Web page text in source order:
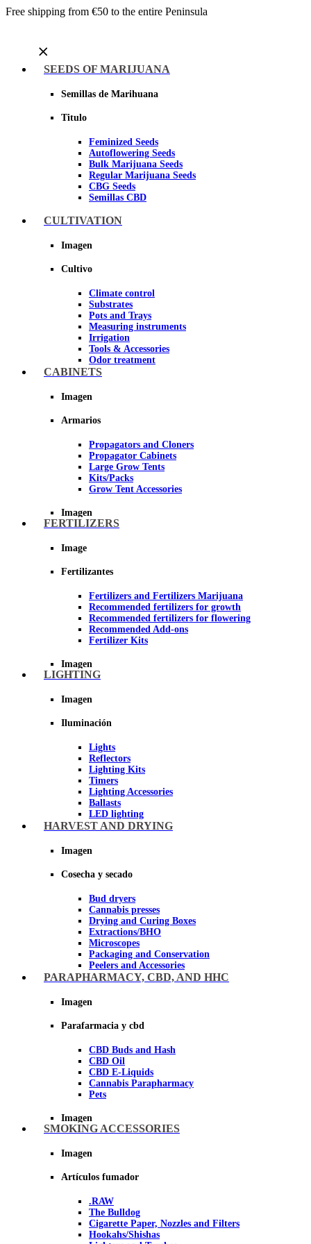
Free shipping from €50 to the entire Peninsula
SEEDS OF MARIJUANA
Semillas de Marihuana
Titulo
Feminized Seeds
Autoflowering Seeds
Bulk Marijuana Seeds
Regular Marijuana Seeds
CBG Seeds
Semillas CBD
Sheer seeds
CULTIVATION
Imagen
Cultivo
Climate control
Substrates
Pots and Trays
Measuring instruments
Irrigation
Tools & Accessories
Odor treatment
Insecticides and fungicides
Reflective Paper for Indoor Growing
Imagen
CABINETS
Imagen
Armarios
Propagators and Cloners
Propagator Cabinets
Large Grow Tents
Kits/Packs
Grow Tent Accessories
Imagen
FERTILIZERS
Image
Fertilizantes
Fertilizers and Fertilizers Marijuana
Recommended fertilizers for growth
Recommended fertilizers for flowering
Recommended Add-ons
Fertilizer Kits
Imagen
LIGHTING
Imagen
Iluminación
Lights
Reflectors
Lighting Kits
Timers
Lighting Accessories
Ballasts
LED lighting
LEC Lighting
HARVEST AND DRYING
Imagen
Cosecha y secado
Bud dryers
Cannabis presses
Drying and Curing Boxes
Extractions/BHO
Microscopes
Packaging and Conservation
Peelers and Accessories
Scissors and cutting tools
PARAPHARMACY, CBD, AND HHC
Imagen
Parafarmacia y cbd
CBD Buds and Hash
CBD Oil
CBD E-Liquids
Cannabis Parapharmacy
Pets
Imagen
SMOKING ACCESSORIES
Imagen
Artículos fumador
.RAW
The Bulldog
Cigarette Paper, Nozzles and Filters
Hookahs/Shishas